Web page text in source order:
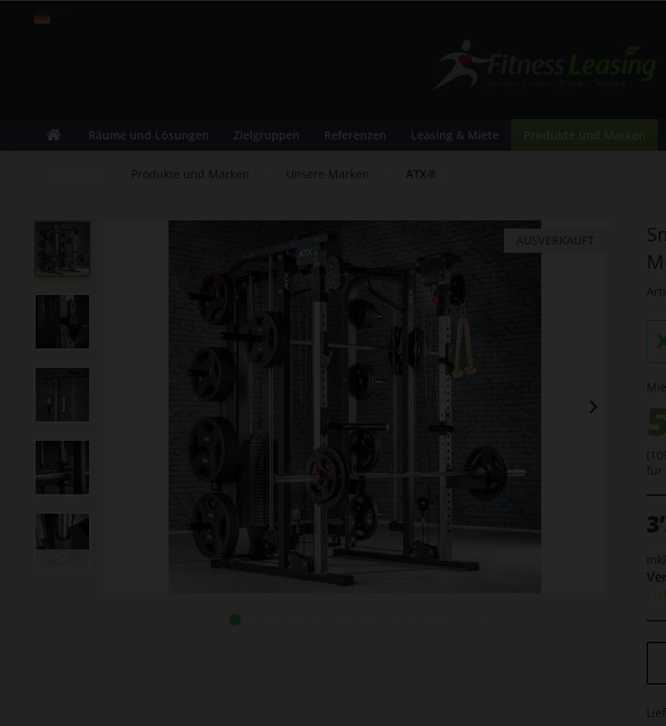
Räume und Lösungen Zielgruppen Referenzen Leasing & Miete Produkte und Marken
Produkte und Marken Unsere Marken ATX®
für